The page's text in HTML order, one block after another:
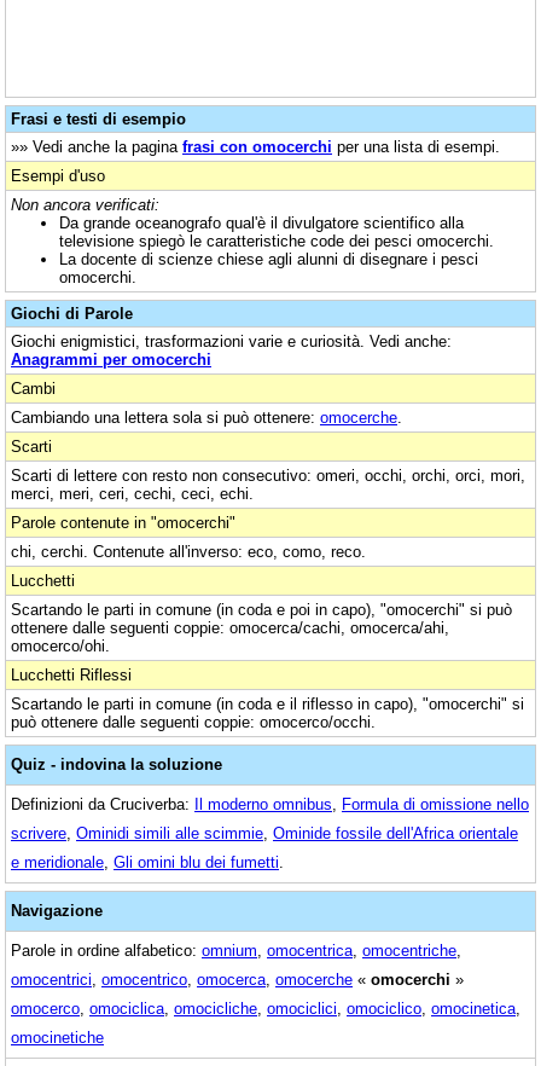
Frasi e testi di esempio
»» Vedi anche la pagina frasi con omocerchi per una lista di esempi.
Esempi d'uso
Non ancora verificati:
Da grande oceanografo qual'è il divulgatore scientifico alla
televisione spiegò le caratteristiche code dei pesci omocerchi.
La docente di scienze chiese agli alunni di disegnare i pesci
omocerchi.
Giochi di Parole
Giochi enigmistici, trasformazioni varie e curiosità. Vedi anche:
Anagrammi per omocerchi
Cambi
Cambiando una lettera sola si può ottenere: omocerche
Scarti
Scarti di lettere con resto non consecutivo: omeri, occhi, orchi, orci, mori,
merci, meri, ceri, cechi, ceci, echi.
Parole contenute in "omocerchi"
chi, cerchi. Contenute all'inverso: eco, como, reco.
Lucchetti
Scartando le parti in comune (in coda e poi in capo), "omocerchi" si può
ottenere dalle seguenti coppie: omocerca/cachi, omocerca/ahi,
omocerco/ohi.
Lucchetti Riflessi
Scartando le parti in comune (in coda e il riflesso in capo), "omocerchi" si
può ottenere dalle seguenti coppie: omocerco/occhi.
Quiz - indovina la soluzione
Definizioni da Cruciverba: Il moderno omnibus
Formula di omissione nello
scrivere Ominidi simili alle scimmie Ominide fossile dell'Africa orientale
e meridionale Gli omini blu dei fumetti
Navigazione
Parole in ordine alfabetico: omnium omocentrica omocentriche
omocentrici omocentrico omocerca omocerche « omocerchi »
omocerco omociclica omocicliche omociclici omociclico omocinetica
omocinetiche